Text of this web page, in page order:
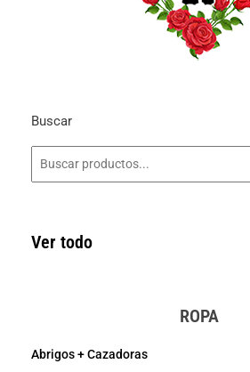
Buscar
Ver todo
ROPA
Abrigos + Cazadoras